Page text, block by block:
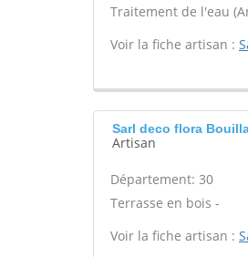
Traitement de l'eau
Voir la fiche artisan :
Sarl deco flora
Artisan
Département: 30
Terrasse en bois -
Voir la fiche artisan :